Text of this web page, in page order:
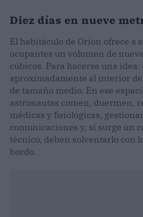
Diez días en nueve
El habitáculo de Orion ofrece a
ocupantes un volumen de
cúbicos. Para hacerse una
aproximadamente al interior
de tamaño medio. En ese
astronautas comen, duermen,
médicas y fisiológicas,
comunicaciones y, si surge un
técnico, deben solventarlo con
bordo.